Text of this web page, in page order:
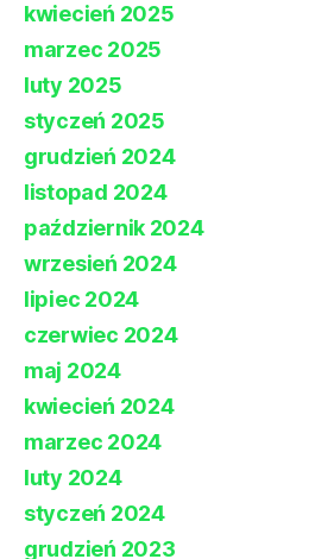
kwiecień 2025
marzec 2025
luty 2025
styczeń 2025
grudzień 2024
listopad 2024
październik 2024
wrzesień 2024
lipiec 2024
czerwiec 2024
maj 2024
kwiecień 2024
marzec 2024
luty 2024
styczeń 2024
grudzień 2023